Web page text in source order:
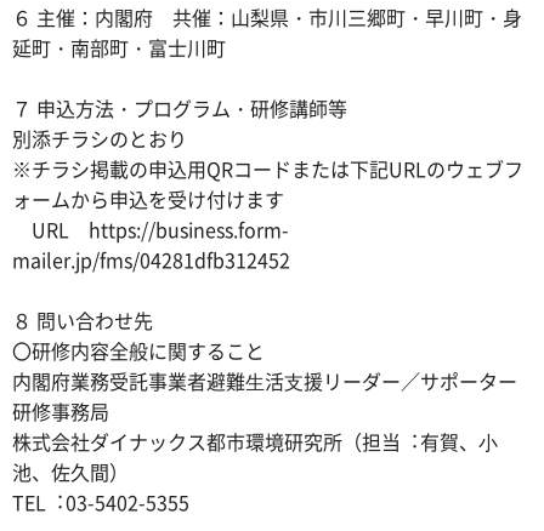
６ 主催：内閣府 共催：山梨県・市川三郷町・早川町・身
延町・南部町・富士川町
７ 申込方法・プログラム・研修講師等
別添チラシのとおり
※チラシ掲載の申込用QRコードまたは下記URLのウェブフ
ォームから申込を受け付けます
URL https://business.form-
mailer.jp/fms/04281dfb312452
８ 問い合わせ先
〇研修内容全般に関すること
内閣府業務受託事業者避難⽣活⽀援リーダー／サポーター
研修事務局
株式会社ダイナックス都市環境研究所（担当︓有賀、⼩
池、佐久間）
TEL︓03-5402-5355